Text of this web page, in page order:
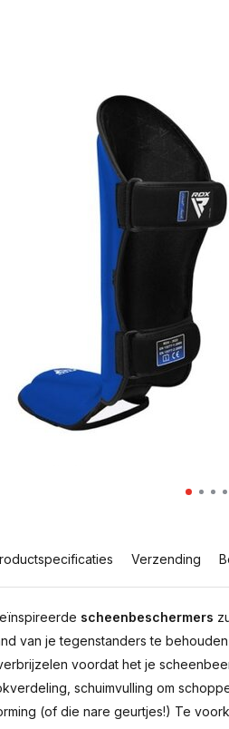
Verzending
scheenbeschermers
van je tegenstanders te
voordat het je
schuimvulling om
(of die nare geurtjes!) Te